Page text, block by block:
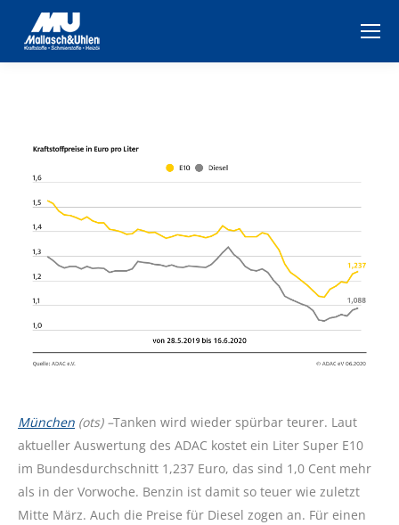
München (ots) –Tanken wird wieder spürbar teurer. Laut
aktueller Auswertung des ADAC kostet ein Liter Super E10
im Bundesdurchschnitt 1,237 Euro, das sind 1,0 Cent mehr
als in der Vorwoche. Benzin ist damit so teuer wie zuletzt
Mitte März. Auch die Preise für Diesel zogen an. Für einen